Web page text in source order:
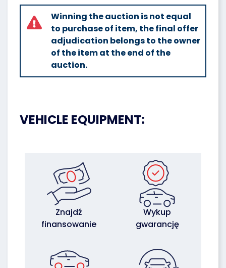
Winning the auction is not equal
to purchase of item, the final offer
adjudication belongs to the owner
of the item at the end of the
auction.
VEHICLE EQUIPMENT:
Znajdź
finansowanie
Wykup
gwarancję